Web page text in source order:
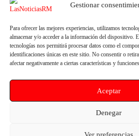
Gestionar
Para ofrecer las mejores experiencias, utilizamos
almacenar y/o acceder a la información del dispositivo.
tecnologías nos permitirá procesar datos como el
identificaciones únicas en este sitio. No consentir o
afectar negativamente a ciertas características y
Aceptar
Denegar
Ver preferencias